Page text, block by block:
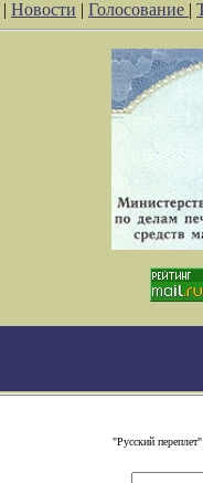
| Новости | Голосование |
"Русский